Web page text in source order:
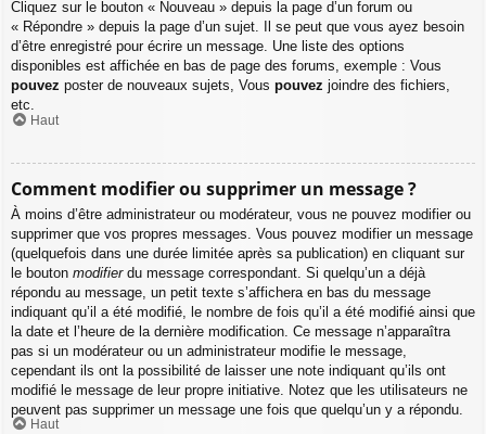
Cliquez sur le bouton « Nouveau » depuis la page d’un forum ou
« Répondre » depuis la page d’un sujet. Il se peut que vous ayez besoin
d’être enregistré pour écrire un message. Une liste des options
disponibles est affichée en bas de page des forums, exemple : Vous
pouvez poster de nouveaux sujets, Vous pouvez joindre des fichiers,
etc.
Haut
Comment modifier ou supprimer un message ?
À moins d’être administrateur ou modérateur, vous ne pouvez modifier ou
supprimer que vos propres messages. Vous pouvez modifier un message
(quelquefois dans une durée limitée après sa publication) en cliquant sur
le bouton modifierdu message correspondant. Si quelqu’un a déjà
répondu au message, un petit texte s’affichera en bas du message
indiquant qu’il a été modifié, le nombre de fois qu’il a été modifié ainsi que
la date et l’heure de la dernière modification. Ce message n’apparaîtra
pas si un modérateur ou un administrateur modifie le message,
cependant ils ont la possibilité de laisser une note indiquant qu’ils ont
modifié le message de leur propre initiative. Notez que les utilisateurs ne
peuvent pas supprimer un message une fois que quelqu’un y a répondu.
Haut